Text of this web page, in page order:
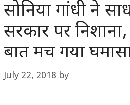
सोनिया गांधी ने
सरकार पर
बात मच गया
July 22, 2018 by